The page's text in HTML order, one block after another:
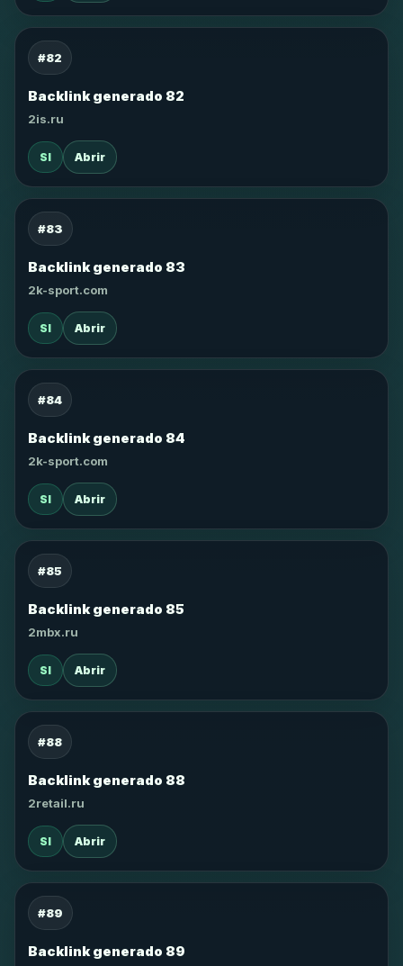
#82
Backlink generado 82
2is.ru
SI Abrir
#83
Backlink generado 83
2k-sport.com
SI Abrir
#84
Backlink generado 84
2k-sport.com
SI Abrir
#85
Backlink generado 85
2mbx.ru
SI Abrir
#88
Backlink generado 88
2retail.ru
SI Abrir
#89
Backlink generado 89